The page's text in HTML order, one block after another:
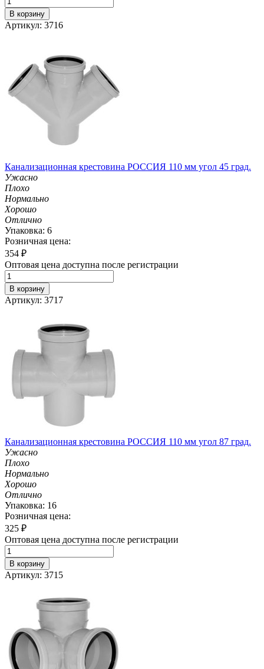
В корзину
Артикул: 3716
Канализационная крестовина РОССИЯ 110 мм угол 45 град.
Ужасно
Плохо
Нормально
Хорошо
Отлично
Упаковка: 6
Розничная цена:
354 ₽
Оптовая цена доступна после регистрации
В корзину
Артикул: 3717
Канализационная крестовина РОССИЯ 110 мм угол 87 град.
Ужасно
Плохо
Нормально
Хорошо
Отлично
Упаковка: 16
Розничная цена:
325 ₽
Оптовая цена доступна после регистрации
В корзину
Артикул: 3715